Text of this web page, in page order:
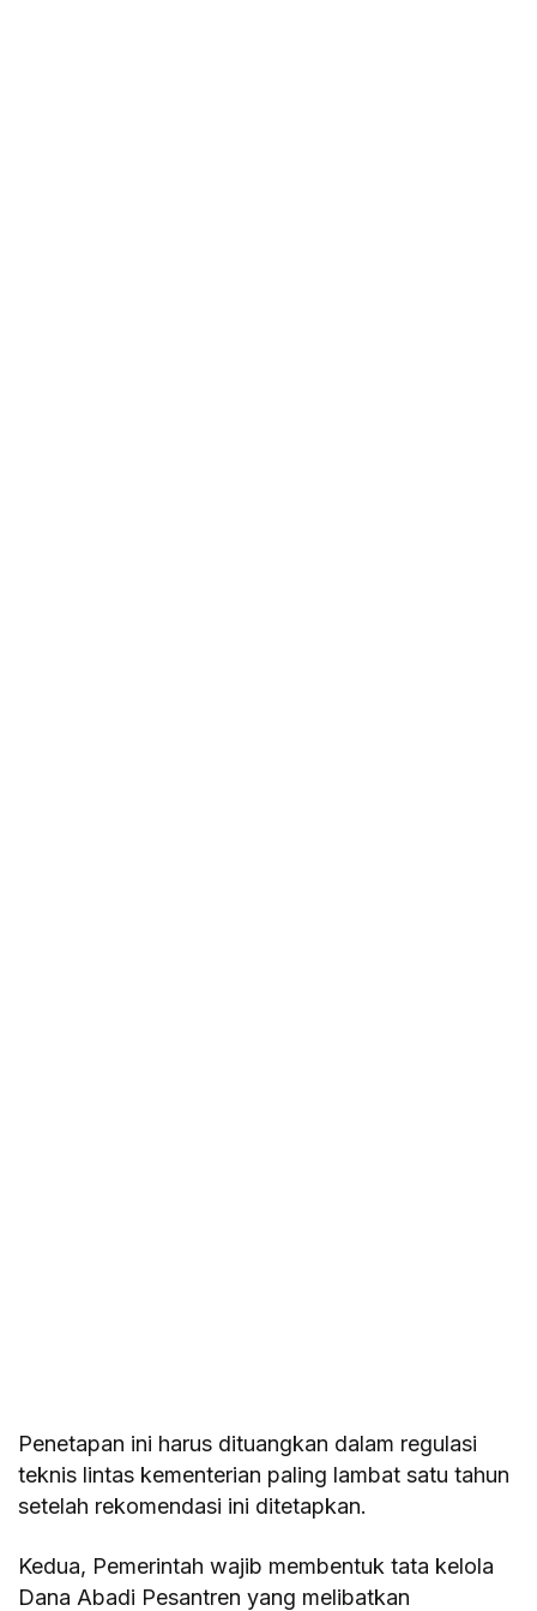
Penetapan ini harus dituangkan dalam regulasi
teknis lintas kementerian paling lambat satu tahun
setelah rekomendasi ini ditetapkan.
Kedua, Pemerintah wajib membentuk tata kelola
Dana Abadi Pesantren yang melibatkan